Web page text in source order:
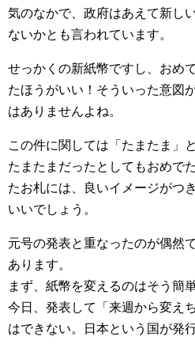
気のなかで、政府はあえて新し
ないかとも言われています。
せっかくの新紙幣ですし、おめ
たほうがいい！そういった意図
はありませんよね。
この件に関しては「たまたま」
たまたまだったとしてもおめで
たお札には、良いイメージがつ
いいでしょう。
元号の発表と重なったのが偶然
あります。
まず、紙幣を変えるのはそう簡
今日、発表して「来週から変え
はできない。日本という国が発